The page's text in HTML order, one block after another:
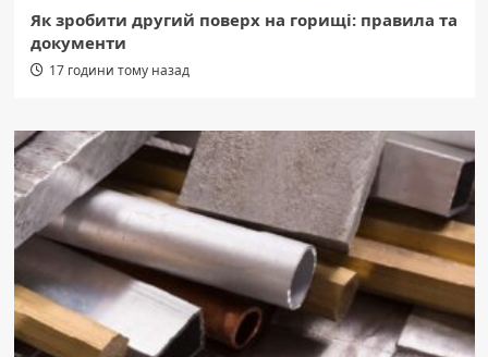
Як зробити другий поверх на горищі: правила та
документи
17 години тому назад